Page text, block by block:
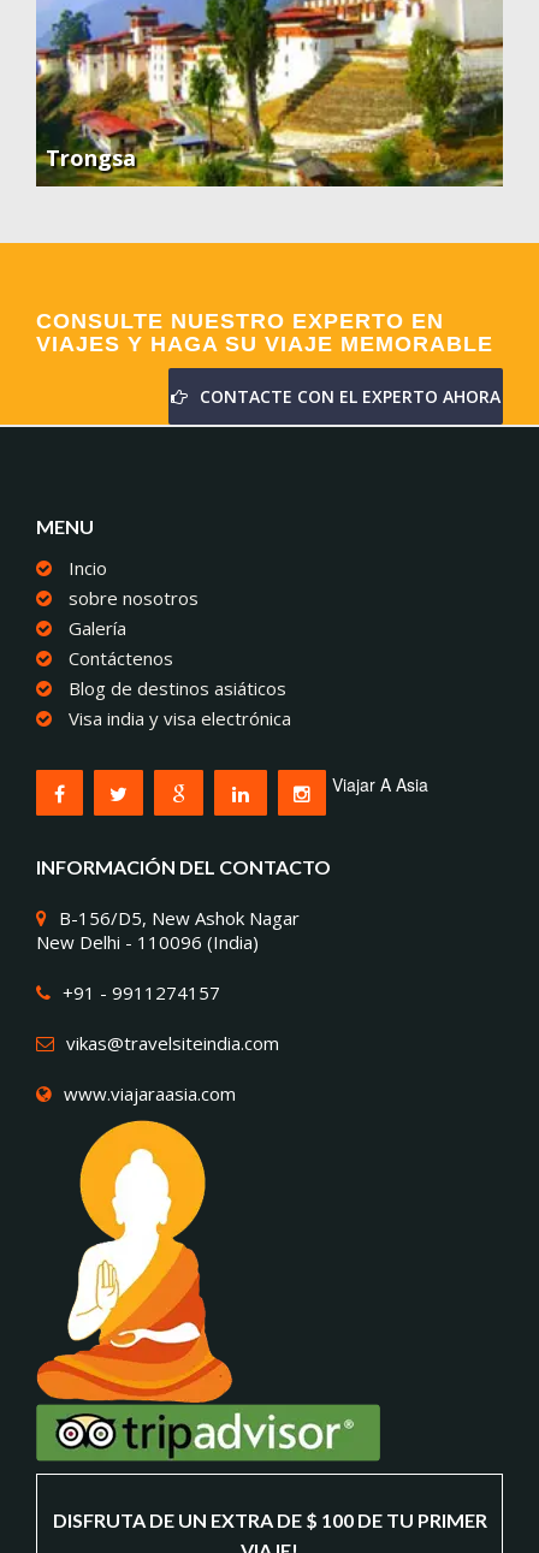
Trongsa
CONSULTE NUESTRO EXPERTO EN
VIAJES Y HAGA SU VIAJE MEMORABLE
CONTACTE CON EL EXPERTO AHORA
MENU
Incio
sobre nosotros
Galería
Contáctenos
Blog de destinos asiáticos
Visa india y visa electrónica
INFORMACIÓN DEL CONTACTO
Viajar A Asia
B-156/D5, New Ashok Nagar
New Delhi - 110096 (India)
+91 - 9911274157
vikas@travelsiteindia.com
www.viajaraasia.com
DISFRUTA DE UN EXTRA DE $ 100 DE TU PRIMER